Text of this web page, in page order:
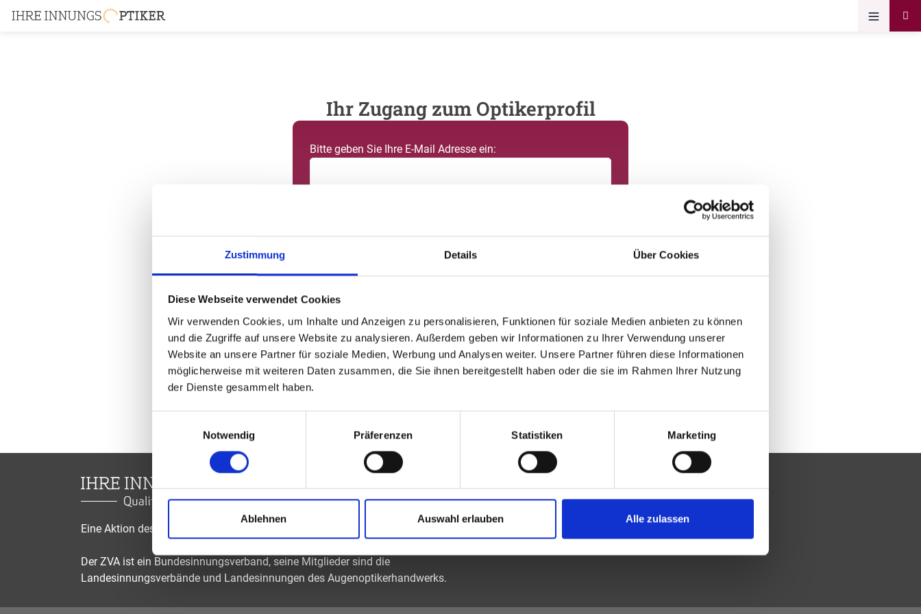
Zustimmung Details Über Cookies
Diese Webseite verwendet Cookies
Wir verwenden Cookies, um Inhalte und Anzeigen zu personalisieren, Funktionen für soziale Medien anbieten zu können
und die Zugriffe auf unsere Website zu analysieren. Außerdem geben wir Informationen zu Ihrer Verwendung unserer
Website an unsere Partner für soziale Medien, Werbung und Analysen weiter. Unsere Partner führen diese Informationen
möglicherweise mit weiteren Daten zusammen, die Sie ihnen bereitgestellt haben oder die sie im Rahmen Ihrer Nutzung
der Dienste gesammelt haben.
Notwendig
Präferenzen Statistiken Marketing
Ablehnen Auswahl erlauben Alle zulassen
Ihr Zugang zum Optikerprofil
Bitte geben Sie Ihre E-Mail Adresse ein:
Passwort vergessen oder noch keinen Zugang?
Zur allgemeinen Suche.
Eine Aktion des Zentralverbandes der Augenoptiker und Optometristen (ZVA)
Der ZVA ist ein Bundesinnungsverband, seine Mitglieder sind die
Landesinnungsverbände und Landesinnungen des Augenoptikerhandwerks.